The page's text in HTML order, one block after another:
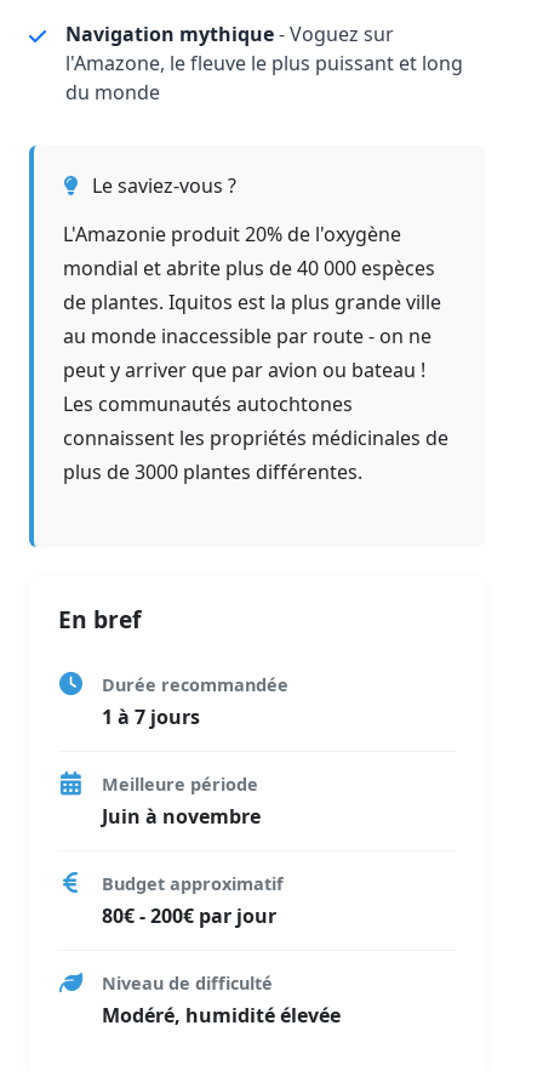
Navigation mythique- Voguez sur
l'Amazone, le fleuve le plus puissant et long
du monde
Le saviez-vous ?
L'Amazonie produit 20% de l'oxygène
mondial et abrite plus de 40 000 espèces
de plantes. Iquitos est la plus grande ville
au monde inaccessible par route - on ne
peut y arriver que par avion ou bateau !
Les communautés autochtones
connaissent les propriétés médicinales de
plus de 3000 plantes différentes.
En bref
Durée recommandée
1 à 7 jours
Meilleure période
Juin à novembre
Budget approximatif
80€ - 200€ par jour
Niveau de difficulté
Modéré, humidité élevée